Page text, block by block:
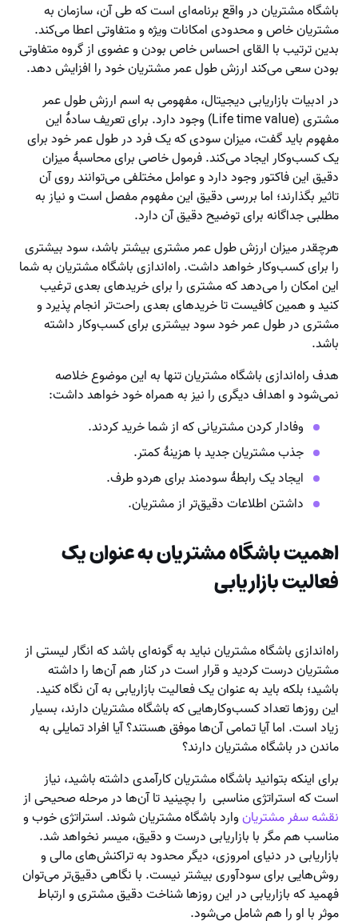
باشگاه مشتریان در واقع برنامه‌ای است که طی آن، سازمان به
مشتریان خاص و محدودی امکانات ویژه‌ و متفاوتی اعطا می‌کند.
بدین ترتیب با القای احساس خاص بودن و عضوی از گروه متفاوتی
بودن سعی می‌کند ارزش طول عمر مشتریان خود را افزایش دهد.
در ادبیات بازاریابی دیجیتال، مفهومی به اسم ارزش طول عمر
مشتری (Life time value) وجود دارد. برای تعریف سادۀ این
مفهوم باید گفت، میزان سودی که یک فرد در طول عمر خود برای
یک کسب‌وکار ایجاد می‌کند. فرمول خاصی برای محاسبۀ میزان
دقیق این فاکتور وجود دارد و عوامل مختلفی می‌توانند روی آن
تاثیر بگذارند؛ اما بررسی دقیق این مفهوم مفصل است و نیاز به
مطلبی جداگانه برای توضیح دقیق آن دارد.
هرچقدر میزان ارزش طول عمر مشتری بیشتر باشد، سود بیشتری
را برای کسب‌وکار خواهد داشت. راه‌اندازی باشگاه مشتریان به شما
این امکان را می‌دهد که مشتری را برای خریدهای بعدی ترغیب
کنید و همین کافیست تا خریدهای بعدی راحت‌تر انجام پذیرد و
مشتری در طول عمر خود سود بیشتری برای کسب‌وکار داشته
باشد.
هدف راه‌اندازی باشگاه مشتریان تنها به این موضوع خلاصه
نمی‌شود و اهداف دیگری را نیز به همراه خود خواهد داشت:
وفادار کردن مشتریانی که از شما خرید کردند.
جذب مشتریان جدید با هزینۀ کمتر.
ایجاد یک رابطۀ سودمند برای هردو طرف.
داشتن اطلاعات دقیق‌تر از مشتریان.
اهمیت باشگاه مشتریان به عنوان یک
فعالیت بازاریابی
راه‌اندازی باشگاه مشتریان نباید به گونه‌ای باشد که انگار لیستی از
مشتریان درست کردید و قرار است در کنار هم آن‌ها را داشته
باشید؛ بلکه باید به عنوان یک فعالیت بازاریابی به آن نگاه کنید.
این روزها تعداد کسب‌وکارهایی که باشگاه مشتریان دارند، بسیار
زیاد است. اما آیا تمامی آن‌ها موفق هستند؟ آیا افراد تمایلی به
ماندن در باشگاه مشتریان دارند؟
برای اینکه بتوانید باشگاه مشتریان کارآمدی داشته باشید، نیاز
است که استراتژی مناسبی را بچینید تا آن‌ها در مرحله صحیحی از
نقشه سفر مشتریانوارد باشگاه مشتریان شوند. استراتژی خوب و
مناسب هم مگر با بازاریابی درست و دقیق، میسر نخواهد شد.
بازاریابی در دنیای امروزی، دیگر محدود به تراکنش‌های مالی و
روش‌هایی برای سودآوری بیشتر نیست. با نگاهی دقیق‌تر می‌توان
فهمید که بازاریابی در این روزها شناخت دقیق مشتری و ارتباط
موثر با او را هم شامل می‌شود.